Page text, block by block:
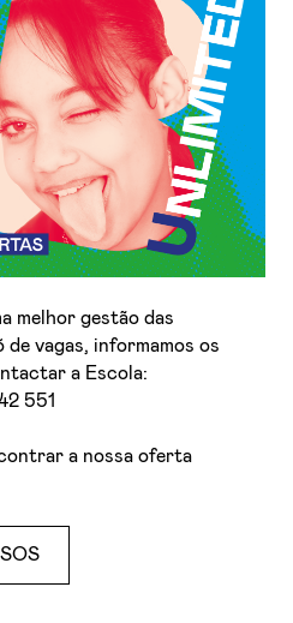
melhor gestão das
vagas, informamos os
a Escola:
551
a nossa oferta